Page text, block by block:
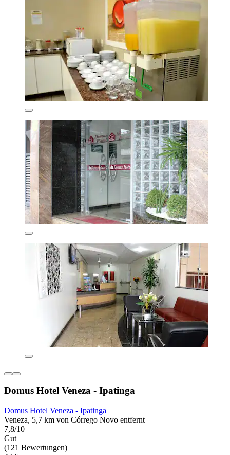
Domus Hotel Veneza - Ipatinga
Domus Hotel Veneza - Ipatinga
Veneza, 5,7 km von Córrego Novo entfernt
7,8/10
Gut
(121 Bewertungen)